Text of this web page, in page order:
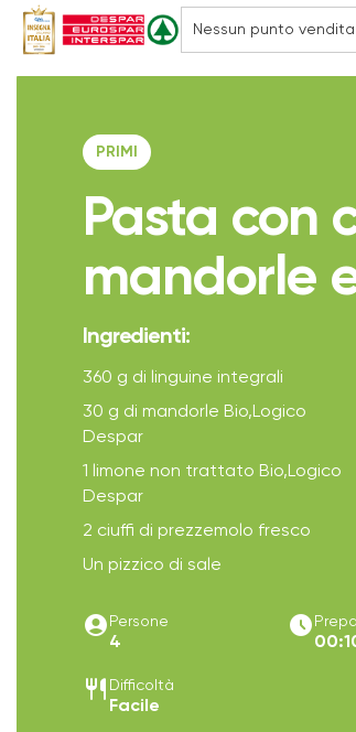
PRIMI
Pasta con
mandorle
Ingredienti:
360 g di linguine integrali
30 g di mandorle Bio,Logico
Despar
1 limone non trattato Bio,Logico
Despar
2 ciuffi di prezzemolo fresco
Un pizzico di sale
account_circle Persone
4
access_time_filled
restaurant Difficoltà
Facile